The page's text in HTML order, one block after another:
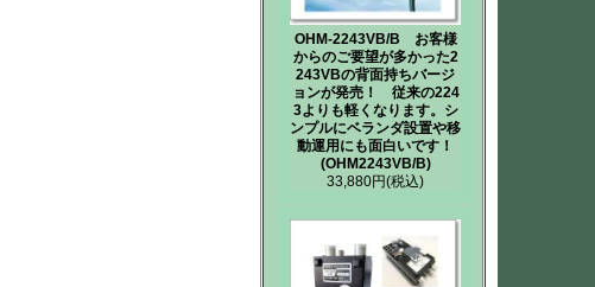
OHM-2243VB/B お客様
からのご要望が多かった2
243VBの背面持ちバージ
ョンが発売！ 従来の224
3よりも軽くなります。シ
ンプルにベランダ設置や移
動運用にも面白いです！
(OHM2243VB/B)
33,880円(税込)